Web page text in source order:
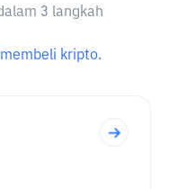
3 langkah
kripto.